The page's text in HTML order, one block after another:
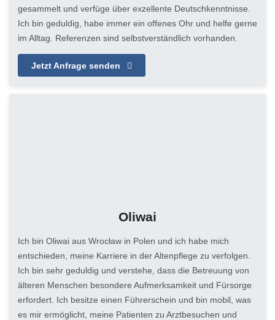
gesammelt und verfüge über exzellente Deutschkenntnisse.
Ich bin geduldig, habe immer ein offenes Ohr und helfe gerne
im Alltag. Referenzen sind selbstverständlich vorhanden.
Jetzt Anfrage senden
Oliwai
Ich bin Oliwai aus Wrocław in Polen und ich habe mich
entschieden, meine Karriere in der Altenpflege zu verfolgen.
Ich bin sehr geduldig und verstehe, dass die Betreuung von
älteren Menschen besondere Aufmerksamkeit und Fürsorge
erfordert. Ich besitze einen Führerschein und bin mobil, was
es mir ermöglicht, meine Patienten zu Arztbesuchen und